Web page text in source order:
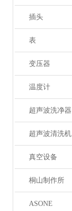
插头
表
变压器
温度计
超声波洗净器
超声波清洗机
真空设备
桐山制作所
ASONE